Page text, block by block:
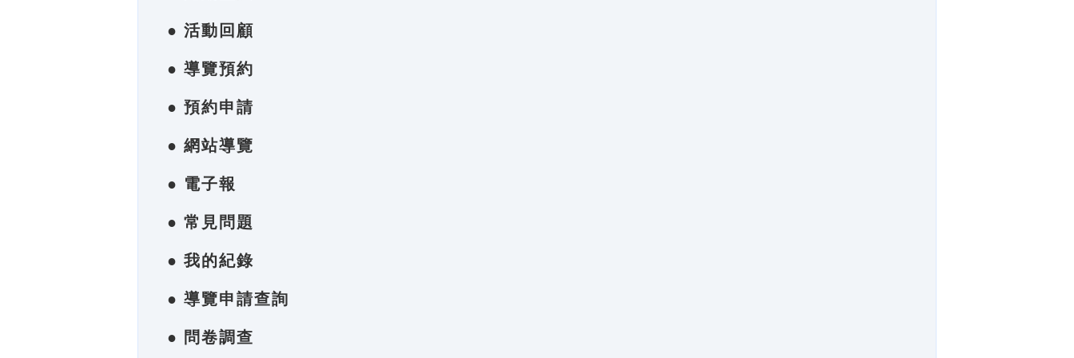
● 活動回顧
● 導覽預約
● 預約申請
● 網站導覽
● 電子報
● 常見問題
● 我的紀錄
● 導覽申請查詢
● 問卷調查